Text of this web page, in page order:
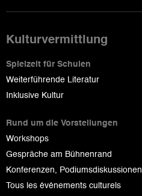
Kulturvermittlung
Spielzeit für Schulen
Weiterführende Literatur
Inklusive Kultur
Rund um die Vorstellungen
Workshops
Gespräche am Bühnenrand
Konferenzen, Podiumsdiskussionen
Tous les événements culturels